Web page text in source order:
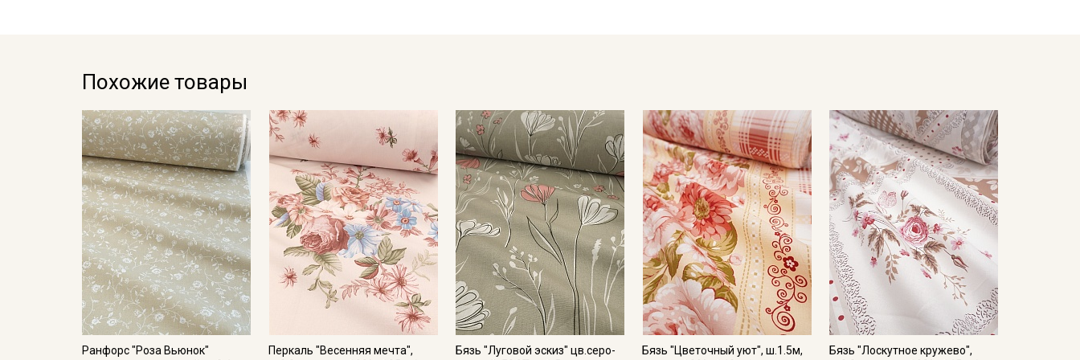
Похожие товары
Ранфорс "Роза Вьюнок"
Перкаль "Весенняя мечта",
Бязь "Луговой эскиз" цв.серо-
Бязь "Цветочный уют", ш.1.5м,
Бязь "Лоскутное кружево",